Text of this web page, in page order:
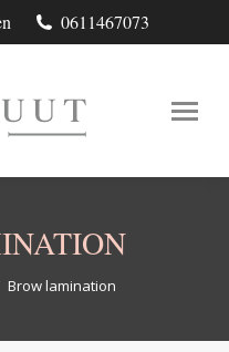
0611467073
Brow lamination